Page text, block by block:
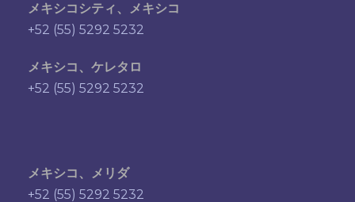
メキシコシティ、メキシコ
+52 (55) 5292 5232
メキシコ、ケレタロ
+52 (55) 5292 5232
メキシコ、メリダ
+52 (55) 5292 5232